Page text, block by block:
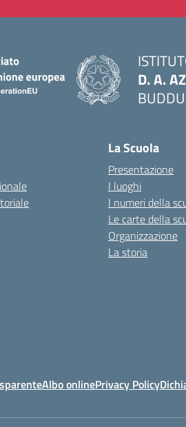
D. A.
La Scuola
Presentazione
I luoghi
I numeri della
Le carte della
Organizzazione
La storia
Albo onlinePrivacy Policy